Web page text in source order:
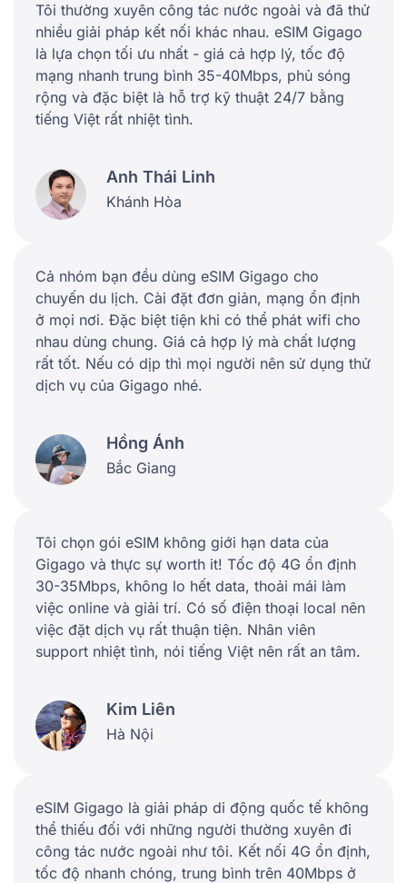
Tôi thường xuyên công tác nước ngoài và đã thử
nhiều giải pháp kết nối khác nhau. eSIM Gigago
là lựa chọn tối ưu nhất - giá cả hợp lý, tốc độ
mạng nhanh trung bình 35-40Mbps, phủ sóng
rộng và đặc biệt là hỗ trợ kỹ thuật 24/7 bằng
tiếng Việt rất nhiệt tình.
Anh Thái Linh
Khánh Hòa
Cả nhóm bạn đều dùng eSIM Gigago cho
chuyến du lịch. Cài đặt đơn giản, mạng ổn định
ở mọi nơi. Đặc biệt tiện khi có thể phát wifi cho
nhau dùng chung. Giá cả hợp lý mà chất lượng
rất tốt. Nếu có dịp thì mọi người nên sử dụng thử
dịch vụ của Gigago nhé.
Hồng Ánh
Bắc Giang
Tôi chọn gói eSIM không giới hạn data của
Gigago và thực sự worth it! Tốc độ 4G ổn định
30-35Mbps, không lo hết data, thoải mái làm
việc online và giải trí. Có số điện thoại local nên
việc đặt dịch vụ rất thuận tiện. Nhân viên
support nhiệt tình, nói tiếng Việt nên rất an tâm.
Kim Liên
Hà Nội
eSIM Gigago là giải pháp di động quốc tế không
thể thiếu đối với những người thường xuyên đi
công tác nước ngoài như tôi. Kết nối 4G ổn định,
tốc độ nhanh chóng, trung bình trên 40Mbps ở